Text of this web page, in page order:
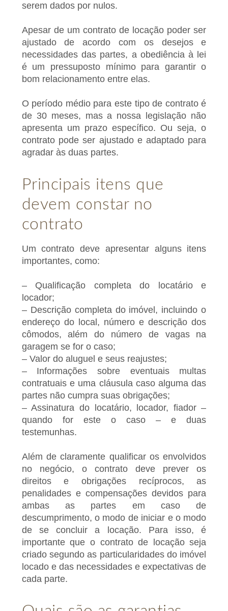
serem dados por nulos.
Apesar de um contrato de locação poder ser
ajustado de acordo com os desejos e
necessidades das partes, a obediência à lei
é um pressuposto mínimo para garantir o
bom relacionamento entre elas.
O período médio para este tipo de contrato é
de 30 meses, mas a nossa legislação não
apresenta um prazo específico. Ou seja, o
contrato pode ser ajustado e adaptado para
agradar às duas partes.
Principais itens que
devem constar no
contrato
Um contrato deve apresentar alguns itens
importantes, como:
– Qualificação completa do locatário e
locador;
– Descrição completa do imóvel, incluindo o
endereço do local, número e descrição dos
cômodos, além do número de vagas na
garagem se for o caso;
– Valor do aluguel e seus reajustes;
– Informações sobre eventuais multas
contratuais e uma cláusula caso alguma das
partes não cumpra suas obrigações;
– Assinatura do locatário, locador, fiador –
quando for este o caso – e duas
testemunhas.
Além de claramente qualificar os envolvidos
no negócio, o contrato deve prever os
direitos e obrigações recíprocos, as
penalidades e compensações devidos para
ambas as partes em caso de
descumprimento, o modo de iniciar e o modo
de se concluir a locação. Para isso, é
importante que o contrato de locação seja
criado segundo as particularidades do imóvel
locado e das necessidades e expectativas de
cada parte.